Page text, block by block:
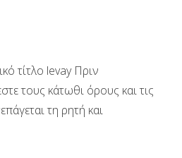
τίτλο levay Πριν
τους κάτωθι όρους και τις
τη ρητή και